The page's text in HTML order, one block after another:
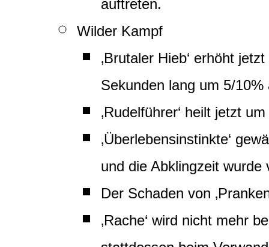
auftreten.
Wilder Kampf
‚Brutaler Hieb‘ erhöht
Sekunden lang um 5/
‚Rudelführer‘ heilt jetzt
‚Überlebensinstinkte‘
und die Abklingzeit
Der Schaden von
‚Rache‘ wird nicht mehr